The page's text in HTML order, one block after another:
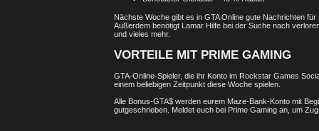
Nächste Woche gibt es in GTA Online gute Nachrichten
Außerdem benötigt Lamar Hilfe bei der Suche nach
und vieles mehr.
VORTEILE MIT PRIME GAMING
GTA-Online-Spieler, die ihr Konto im Rockstar Games
einem beliebigen Zeitpunkt diese Woche spielen.
Alle Bonus-GTA$ werden eurem Maze-Bank-Konto mit
gutgeschrieben. Meldet euch bei Prime Gaming an, um